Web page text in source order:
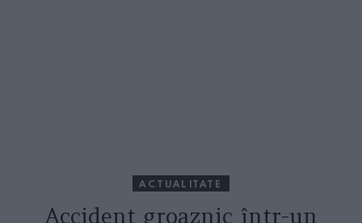
ACTUALITATE
Accident groaznic într-un